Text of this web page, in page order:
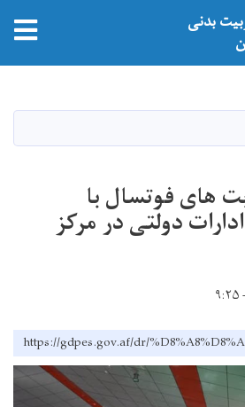
content
بدنی
های فوتسال با
https://gdpes.gov.af/dr/